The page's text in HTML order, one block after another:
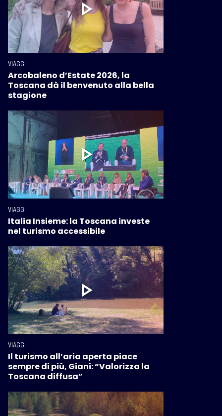
VIAGGI
Arcobaleno d’Estate 2026, la
Toscana dà il benvenuto alla bella
stagione
VIAGGI
Italia Insieme: la Toscana investe
nel turismo accessibile
VIAGGI
Il turismo all’aria aperta piace
sempre di più, Giani: “Valorizza la
Toscana diffusa”